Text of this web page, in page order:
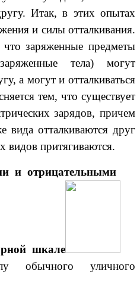
Итак, в этих опытах
и силы отталкивания.
заряженные предметы
тела) могут
а могут и отталкиваться
тем, что существует
зарядов, причем
вида отталкиваются друг
видов притягиваются.
и отрицательными
шкале
обычного уличного